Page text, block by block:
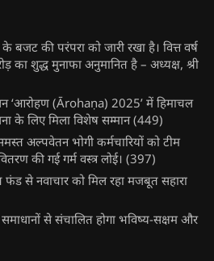
बजट की परंपरा को जारी रखा है। वित्त वर्ष
शुद्ध मुनाफा अनुमानित है – अध्यक्ष, श्री
‘आरोहण (Ārohaṇa) 2025’ में हिमाचल
के लिए मिला विशेष सम्मान (449)
अल्पवेतन भोगी कर्मचारियों को टीम
की गई गर्म वस्त्र लोई। (397)
से नवाचार को मिल रहा मजबूत सहारा
समाधानों से संचालित होगा भविष्य-सक्षम और